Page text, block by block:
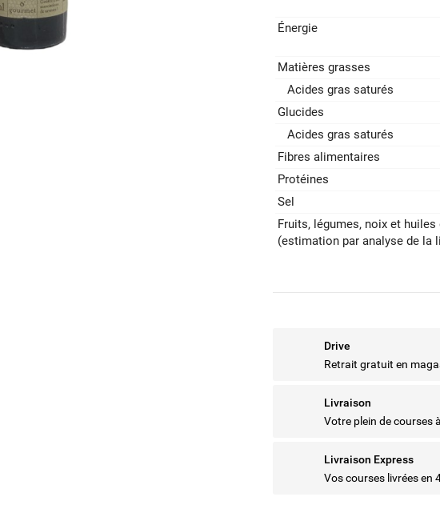
Énergie
Matières grasses
Acides gras saturés
Glucides
Acides gras saturés
Fibres alimentaires
Protéines
Sel
Fruits‚ légumes‚ noix et
(estimation par analyse de la
Drive
Retrait gratuit en
Livraison
Votre plein de courses
Livraison Express
Vos courses livrées en